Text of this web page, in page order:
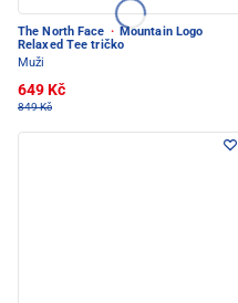
The North Face · Mountain Logo
Relaxed Tee tričko
Muži
649 Kč
849 Kč